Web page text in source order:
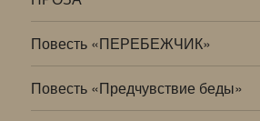
Повесть «ПЕРЕБЕЖЧИК»
Повесть «Предчувствие беды»